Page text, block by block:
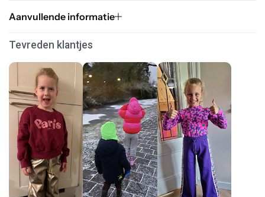
Aanvullende informatie
Tevreden klantjes